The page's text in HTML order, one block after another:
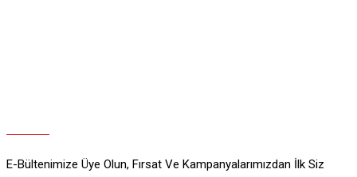
E-Bültenimize Üye Olun, Fırsat Ve Kampanyalarımızdan İlk Siz